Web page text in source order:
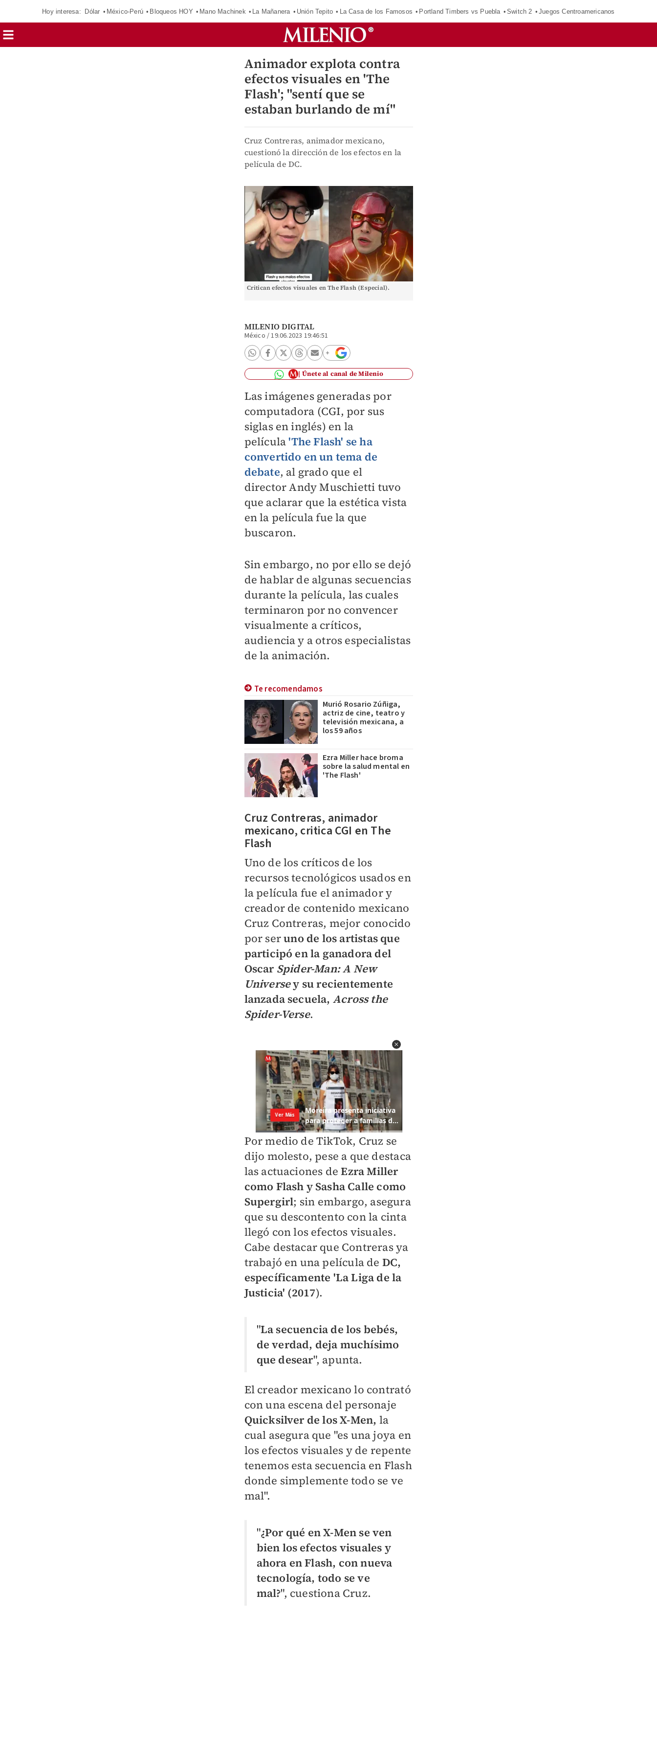
Hoy interesa: Dólar México-Perú Bloqueos HOY Mano Machinek La Mañanera Unión Tepito La Casa de los Famosos Portland Timbers vs Puebla Switch 2 Juegos Centroamericanos
Animador explota contra
efectos visuales en 'The
Flash'; "sentí que se
estaban burlando de mí"
Cruz Contreras, animador mexicano,
cuestionó la dirección de los efectos en la
película de DC.
Critican efectos visuales en The Flash (Especial).
MILENIO DIGITAL
México /19.06.2023 19:46:51
Únete al canal de Milenio
Las imágenes generadas por
computadora (CGI, por sus
siglas en inglés) en la
película'The Flash' se ha
convertido en un tema de
debate, al grado que el
directorAndy Muschietti tuvo
que aclarar que la estética vista
en la película fue la que
buscaron.
Sin embargo, no por ello se dejó
de hablar de algunas secuencias
durante la película, las cuales
terminaron por no convencer
visualmente a críticos,
audiencia y a otros especialistas
de la animación.
Te recomendamos
Murió Rosario Zúñiga,
actriz de cine, teatro y
televisión mexicana, a
los 59 años
Ezra Miller hace broma
sobre la salud mental en
'The Flash'
Cruz Contreras, animador
mexicano, critica CGI en The
Flash
Uno de los críticos de los
recursos tecnológicos usados en
la película fue el animador y
creador de contenido mexicano
Cruz Contreras, mejor conocido
por seruno de los artistas que
participó en la ganadora del
Oscar Spider-Man: A New
Universey su recientemente
lanzada secuela, Across the
Spider-Verse.
Por medio de TikTok, Cruz se
dijo molesto, pese a que destaca
las actuaciones deEzra Miller
como Flash y Sasha Calle como
Supergirl; sin embargo, asegura
que su descontento con la cinta
llegó con los efectos visuales.
Cabe destacar que Contreras ya
trabajó en una película de DC,
específicamente 'La Liga de la
Justicia' (2017).
"La secuencia de los bebés,
de verdad, deja muchísimo
que desear", apunta.
El creador mexicano lo contrató
con una escena del personaje
Quicksilver de los X-Men, la
cual asegura que "es una joya en
los efectos visuales y de repente
tenemos esta secuencia en Flash
donde simplemente todo se ve
mal".
"¿Por qué en X-Men se ven
bien los efectos visuales y
ahora en Flash, con nueva
tecnología, todo se ve
mal?", cuestiona Cruz.